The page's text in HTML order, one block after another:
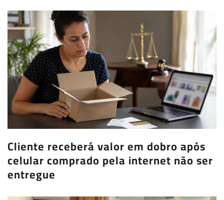
Cliente receberá valor em dobro após
celular comprado pela internet não ser
entregue